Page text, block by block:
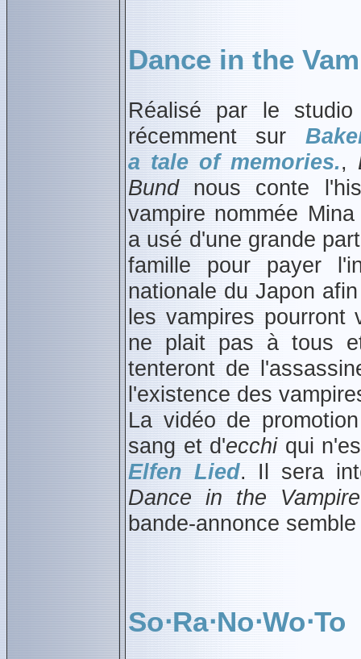
Dance in the
Réalisé par le
récemment sur
a tale of memories.,
Bundnous conte
vampire nommée
a usé d'une grande
famille pour payer
nationale du Japon
les vampires pourront
ne plait pas à tous
tenteront de
l'existence des
La vidéo de
sang et d'ecchiqui
Elfen Lied. Il sera
Dance in the
bande‑annonce
So⋅Ra⋅No⋅Wo⋅To